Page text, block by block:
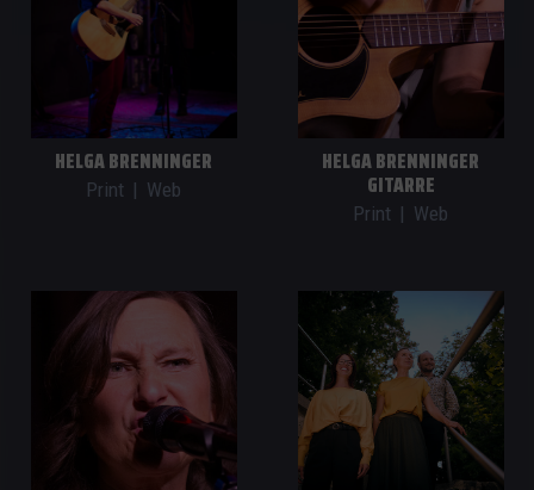
HELGA BRENNINGER
Print | Web
HELGA BRENNINGER
GITARRE
Print | Web